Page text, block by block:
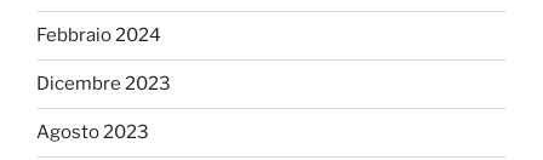
Febbraio 2024
Dicembre 2023
Agosto 2023